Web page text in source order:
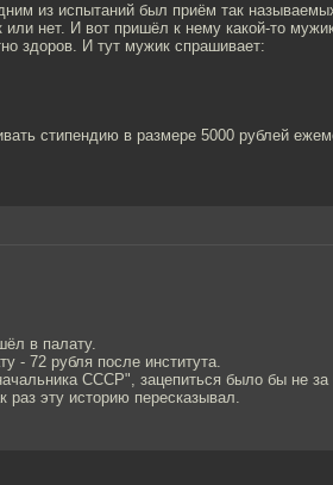
из испытаний был приём так
нет. И вот пришёл к нему какой-то
здоров. И тут мужик спрашивает:
стипендию в размере 5000 рублей
в палату.
- 72 рубля после института.
СССР", зацепиться было бы не за
эту историю пересказывал.